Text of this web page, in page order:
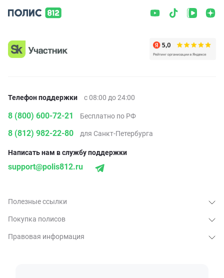
Полезные ссылки
Покупка полисов
Правовая информация
Телефон поддержки с 08:00 до 24:00
8 (800) 600-72-21 Бесплатно по РФ
8 (812) 982-22-80 для Санкт-Петербурга
Написать нам в службу поддержки
support@polis812.ru